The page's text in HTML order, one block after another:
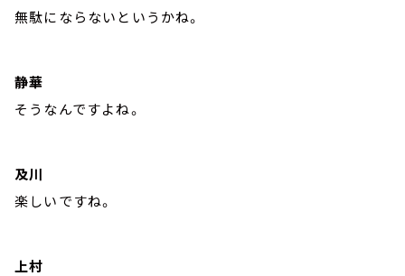
無駄にならないというかね。
静華
そうなんですよね。
及川
楽しいですね。
上村